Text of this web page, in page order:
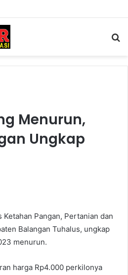
Menurun,
Ungkap
Ketahan Pangan, Pertanian dan
Balangan Tuhalus, ungkap
menurun.
harga Rp4.000 perkilonya